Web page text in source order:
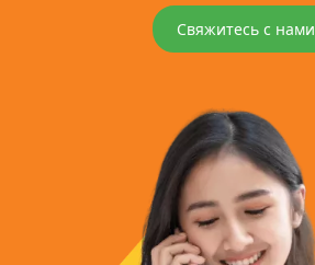
Свяжитесь с нами